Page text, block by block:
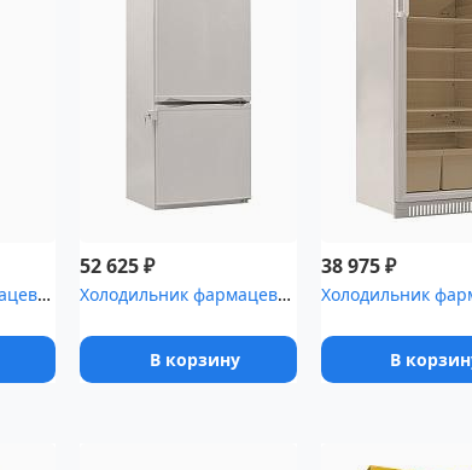
Холодильник фармацевтический Haier HYC-290 со стеклянной дверью (...
52 625₽
Холодильник фармацевтический Pozis ХЛ-250
В корзину
38 975₽
В